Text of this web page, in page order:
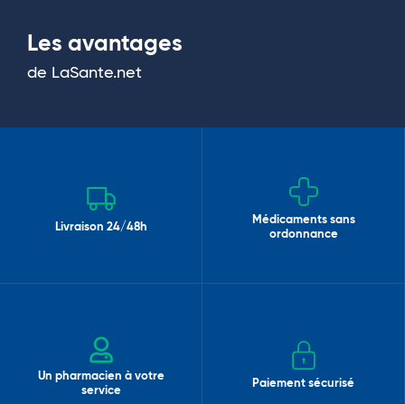
Les avantages
de LaSante.net
Livraison 24/48h
Médicaments sans
ordonnance
Un pharmacien à votre
service
Paiement sécurisé